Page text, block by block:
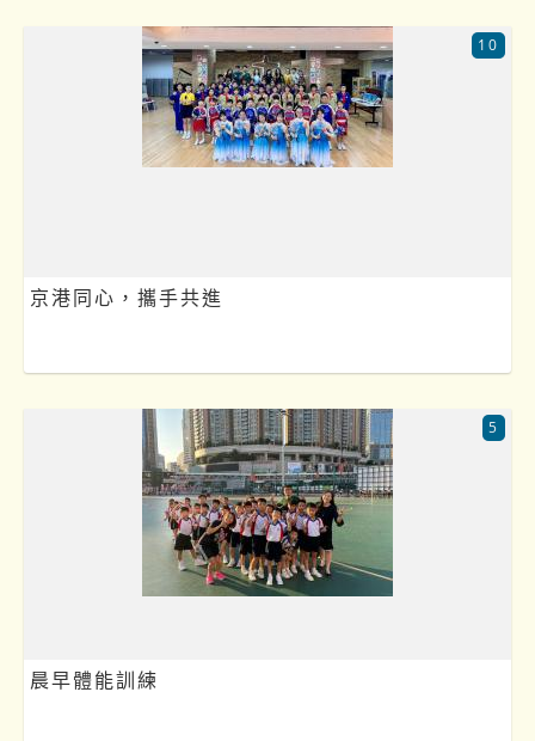
京港同心，攜手共進
10
晨早體能訓練
5